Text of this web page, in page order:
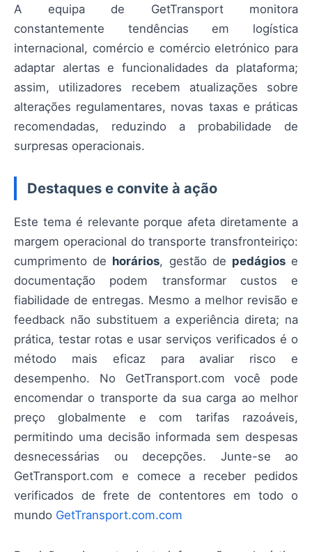
A equipa de GetTransport monitora
constantemente tendências em logística
internacional, comércio e comércio eletrónico para
adaptar alertas e funcionalidades da plataforma;
assim, utilizadores recebem atualizações sobre
alterações regulamentares, novas taxas e práticas
recomendadas, reduzindo a probabilidade de
surpresas operacionais.
Destaques e convite à ação
Este tema é relevante porque afeta diretamente a
margem operacional do transporte transfronteiriço:
cumprimento de horários, gestão de pedágiose
documentação podem transformar custos e
fiabilidade de entregas. Mesmo a melhor revisão e
feedback não substituem a experiência direta; na
prática, testar rotas e usar serviços verificados é o
método mais eficaz para avaliar risco e
desempenho. No GetTransport.com você pode
encomendar o transporte da sua carga ao melhor
preço globalmente e com tarifas razoáveis,
permitindo uma decisão informada sem despesas
desnecessárias ou decepções. Junte-se ao
GetTransport.com e comece a receber pedidos
verificados de frete de contentores em todo o
mundo GetTransport.com.com